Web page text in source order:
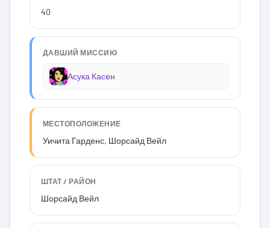
40
ДАВШИЙ МИССИЮ
Асука Касен
МЕСТОПОЛОЖЕНИЕ
Уичита Гарденс, Шорсайд Вейл
ШТАТ / РАЙОН
Шорсайд Вейл